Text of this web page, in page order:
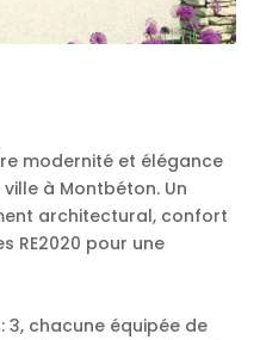
modernité et élégance
à Montbéton. Un
architectural, confort
RE2020 pour une
3, chacune équipée de